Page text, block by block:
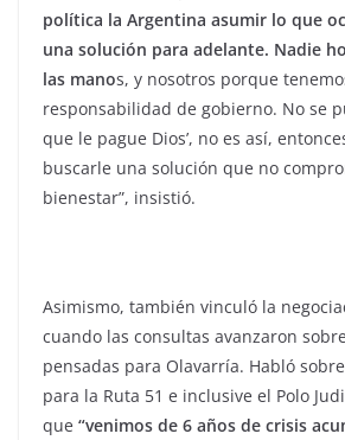
política la Argentina asumir lo que
una solución para adelante. Nadie
las manos, y nosotros porque
responsabilidad de gobierno. No se
que le pague Dios’, no es así,
buscarle una solución que no
bienestar”, insistió.
Asimismo, también vinculó la
cuando las consultas avanzaron
pensadas para Olavarría. Habló
para la Ruta 51 e inclusive el Polo
que “venimos de 6 años de crisis